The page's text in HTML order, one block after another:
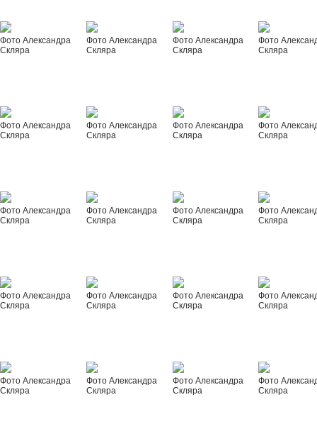
Фото Александра
Скляра
Фото Александра
Скляра
Фото Александра
Скляра
Фото
Скляра
Фото Александра
Скляра
Фото Александра
Скляра
Фото Александра
Скляра
Фото
Скляра
Фото Александра
Скляра
Фото Александра
Скляра
Фото Александра
Скляра
Фото
Скляра
Фото Александра
Скляра
Фото Александра
Скляра
Фото Александра
Скляра
Фото
Скляра
Фото Александра
Скляра
Фото Александра
Скляра
Фото Александра
Скляра
Фото
Скляра